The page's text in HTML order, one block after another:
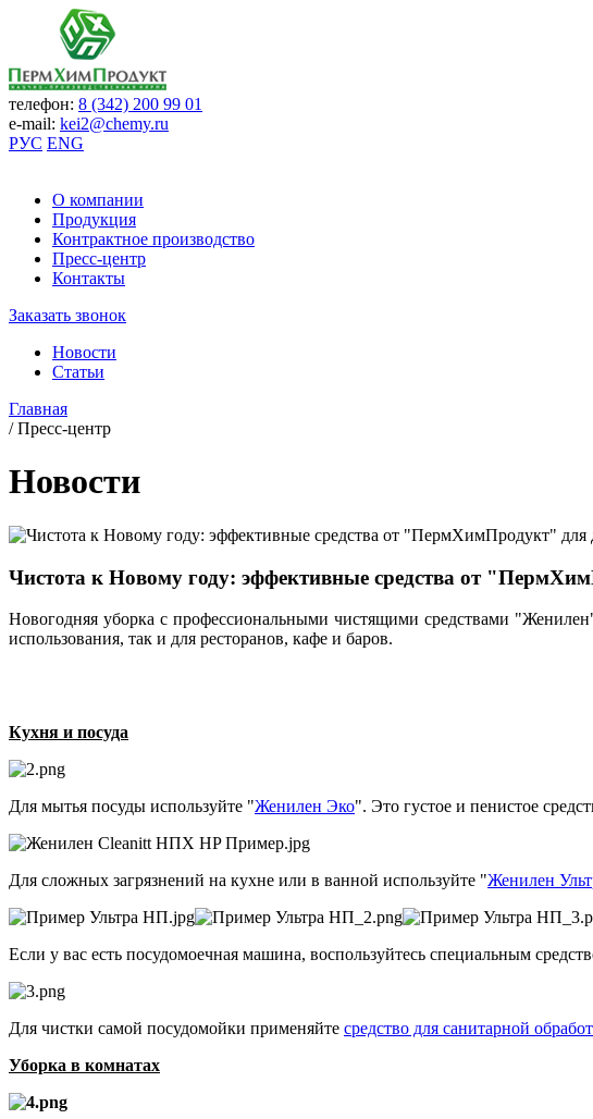
телефон: 8 (342) 200 99 01
e-mail: kei2@chemy.ru
РУС ENG
О компании
Продукция
Контрактное производство
Пресс-центр
Контакты
Заказать звонок
Новости
Статьи
Главная
/ Пресс-центр
Новости
Чистота к Новому году: эффективные средства от
Новогодняя уборка с профессиональными чистящими средствами
использования, так и для ресторанов, кафе и баров.
Кухня и посуда
Для мытья посуды используйте "Женилен Эко". Это густое и пенистое
Для сложных загрязнений на кухне или в ванной используйте "Женилен
Если у вас есть посудомоечная машина, воспользуйтесь специальным
Для чистки самой посудомойки применяйте средство для санитарной
Уборка в комнатах